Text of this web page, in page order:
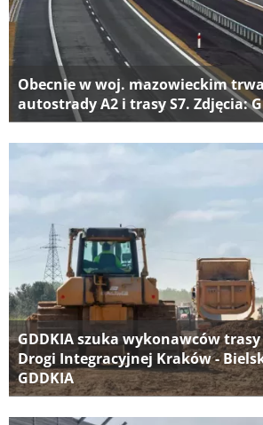
Obecnie w woj. mazowieckim
autostrady A2 i trasy S7. Zdjęcia:
GDDKIA szuka wykonawców trasy
Drogi Integracyjnej Kraków -
GDDKIA